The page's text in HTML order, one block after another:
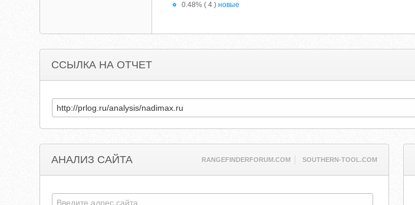
0.48% ( 4 )новые
ССЫЛКА НА ОТЧЕТ
АНАЛИЗ САЙТА RANGEFINDERFORUM.COM SOUTHERN-TOOL.COM